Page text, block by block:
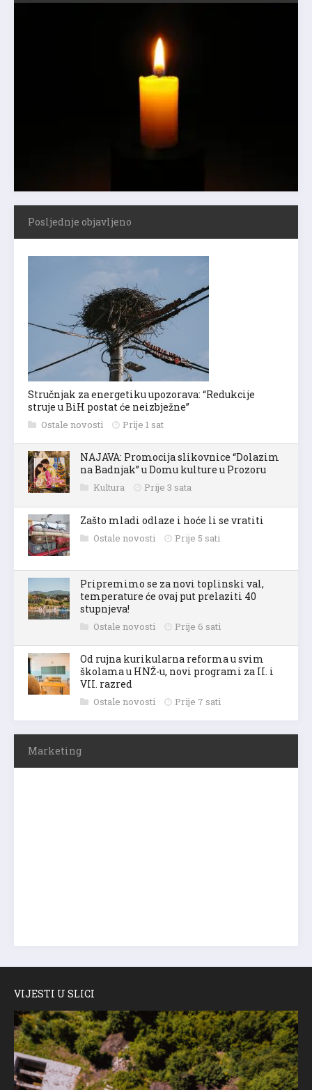
Posljednje objavljeno
Stručnjak za energetiku upozorava: “Redukcije
struje u BiH postat će neizbježne”
Ostale novosti Prije 1 sat
NAJAVA: Promocija slikovnice “Dolazim
na Badnjak” u Domu kulture u Prozoru
Kultura Prije 3 sata
Zašto mladi odlaze i hoće li se vratiti
Ostale novosti Prije 5 sati
Pripremimo se za novi toplinski val,
temperature će ovaj put prelaziti 40
stupnjeva!
Ostale novosti Prije 6 sati
Od rujna kurikularna reforma u svim
školama u HNŽ-u, novi programi za II. i
VII. razred
Ostale novosti Prije 7 sati
Marketing
VIJESTI U SLICI